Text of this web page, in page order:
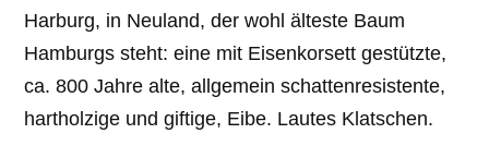
Harburg, in Neuland, der wohl älteste Baum
Hamburgs steht: eine mit Eisenkorsett gestützte,
ca. 800 Jahre alte, allgemein schattenresistente,
hartholzige und giftige, Eibe. Lautes Klatschen.